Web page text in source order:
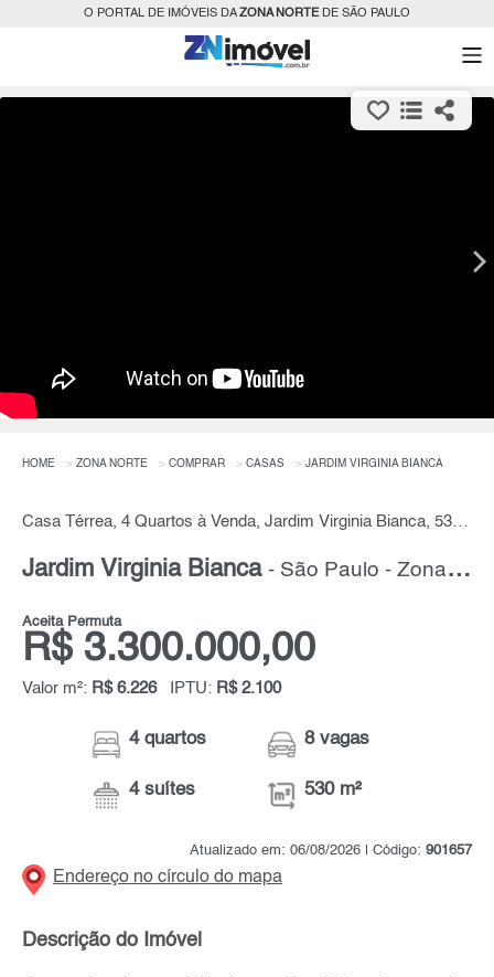
O PORTAL DE IMÓVEIS DAZONA NORTEDE SÃO PAULO
HOME ZONA NORTE COMPRAR CASAS JARDIM VIRGINIA BIANCA
Casa Térrea, 4 Quartos à Venda, Jardim Virginia Bianca, 530 m² por R$ 3.300.000,00
Jardim Virginia Bianca - São Paulo - Zona Norte
Aceita Permuta
R$ 3.300.000,00
Valor m²: R$ 6.226 IPTU: R$ 2.100
4 quartos
4 suítes
8 vagas
530 m²
Atualizado em: 06/08/2026 | Código: 901657
Endereço no círculo do mapa
Descrição do Imóvel